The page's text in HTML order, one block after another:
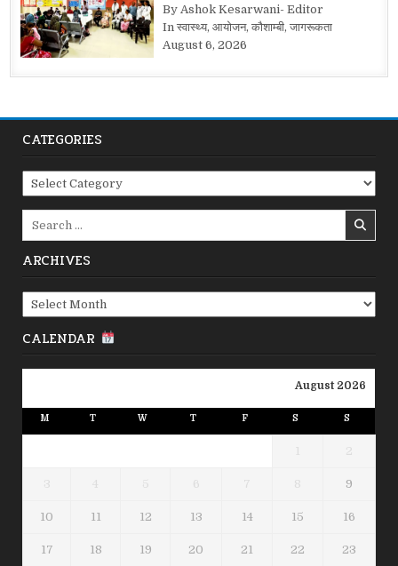
By Ashok Kesarwani- Editor
In स्वास्थ्य, आयोजन, कौशाम्बी, जागरूकता
August 6, 2026
CATEGORIES
Categories
ARCHIVES
Archives
CALENDAR
August 2026
M T W T F S S
1 2
3 4 5 6 7 8 9
10 11 12 13 14 15 16
17 18 19 20 21 22 23